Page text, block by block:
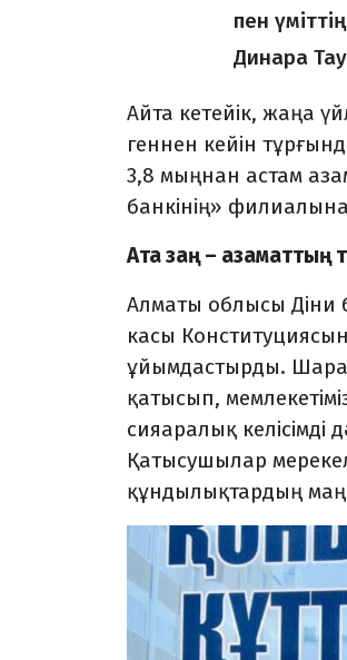
пен
Динара
Айта кетейік, жаңа
геннен кейін
3,8 мың­нан астам
банкінің»
Ата заң – азаматтың
Алматы облысы Діни
касы
ұйымдастырды.
қатысып,
сияаралық келісімді
Қа­тысушылар
құндылықтардың